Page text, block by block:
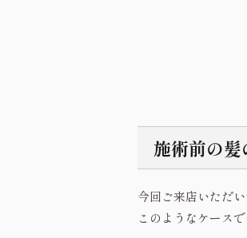
施術前の
今回ご来店いただ
このようなケース